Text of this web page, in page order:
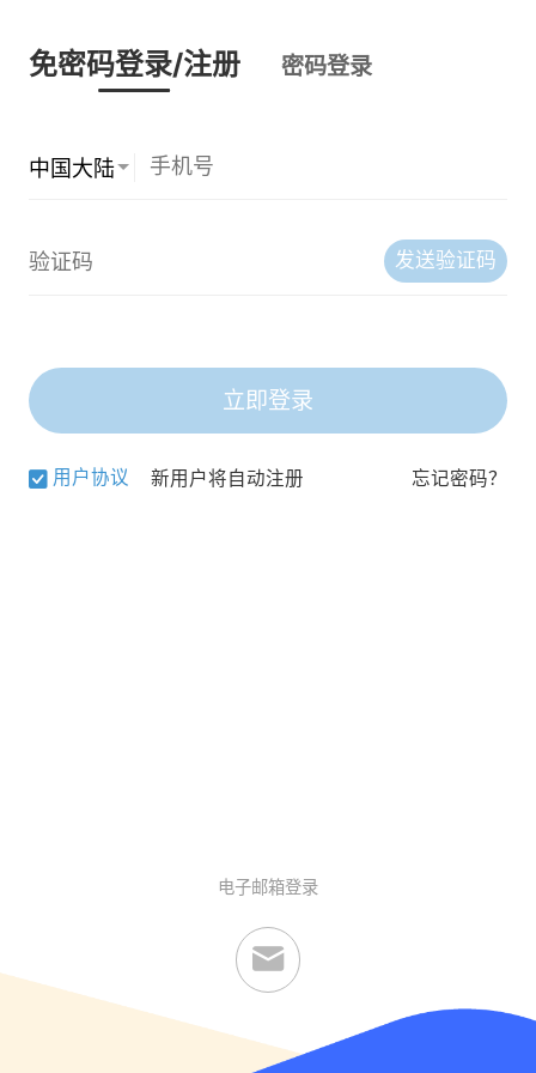
免密码登录/注册 密码登录
发送验证码
立即登录
用户协议 新用户将自动注册 忘记密码？
电子邮箱登录